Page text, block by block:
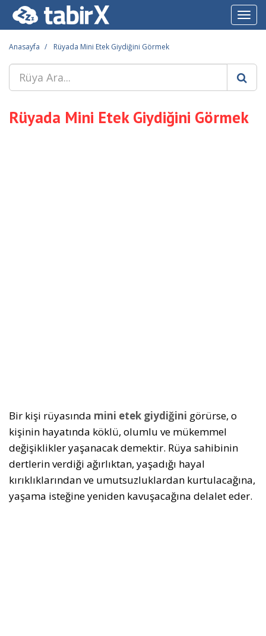
Anasayfa Rüyada Mini Etek Giydiğini Görmek
Rüyada Mini Etek Giydiğini Görmek
Bir kişi rüyasında mini etek giydiğini görürse, o
kişinin hayatında köklü, olumlu ve mükemmel
değişiklikler yaşanacak demektir. Rüya sahibinin
dertlerin verdiği ağırlıktan, yaşadığı hayal
kırıklıklarından ve umutsuzluklardan kurtulacağına,
yaşama isteğine yeniden kavuşacağına delalet eder.